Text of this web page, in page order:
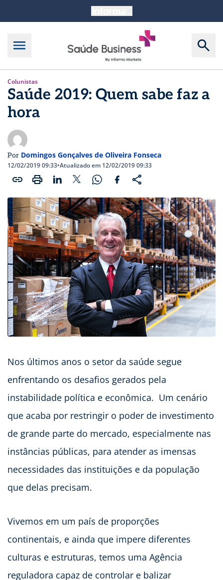
Colunistas
Saúde 2019: Quem sabe faz a
hora
Por Domingos Gonçalves de Oliveira Fonseca
12/02/2019 09:33•Atualizado em 12/02/2019 09:33
Nos últimos anos o setor da saúde segue
enfrentando os desafios gerados pela
instabilidade política e econômica. Um cenário
que acaba por restringir o poder de investimento
de grande parte do mercado, especialmente nas
instâncias públicas, para atender as imensas
necessidades das instituições e da população
que delas precisam.
Vivemos em um país de proporções
continentais, e ainda que impere diferentes
culturas e estruturas, temos uma Agência
reguladora capaz de controlar e balizar